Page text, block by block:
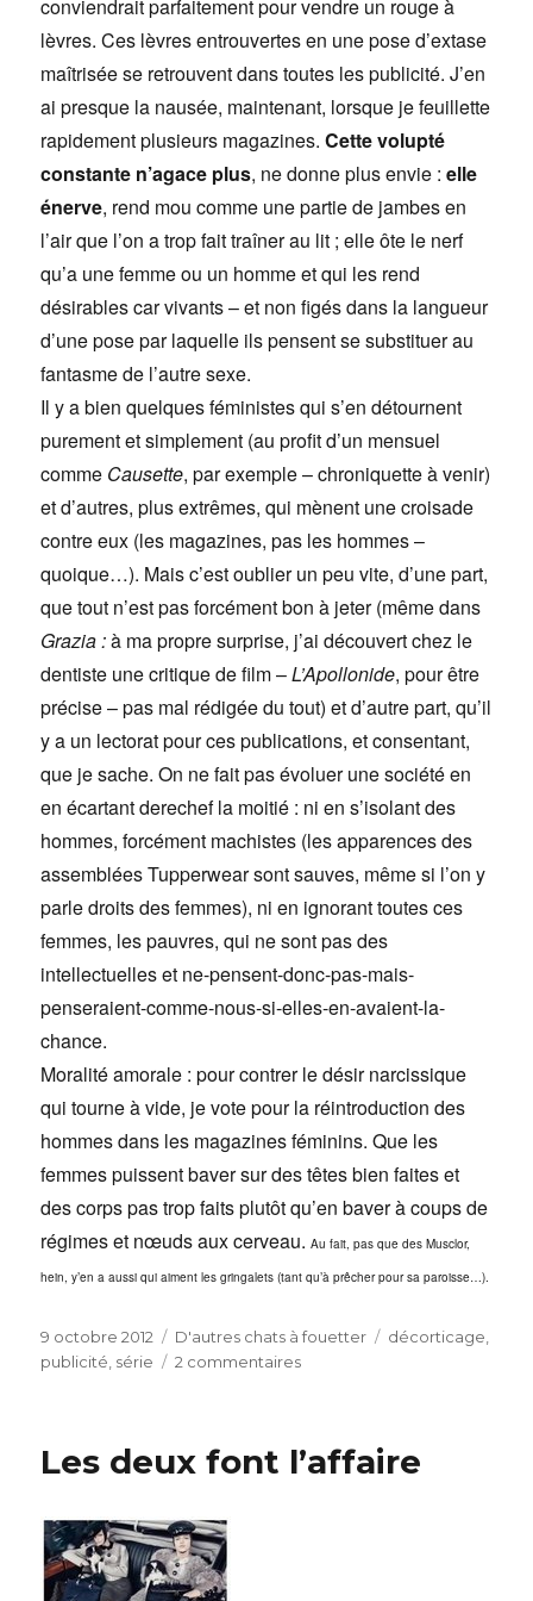
conviendrait parfaitement pour vendre un rouge à
lèvres. Ces lèvres entrouvertes en une pose d’extase
maîtrisée se retrouvent dans toutes les publicité. J’en
ai presque la nausée, maintenant, lorsque je feuillette
rapidement plusieurs magazines.Cette volupté
constante n’agace plus, ne donne plus envie :elle
énerve, rend mou comme une partie de jambes en
l’air que l’on a trop fait traîner au lit ; elle ôte le nerf
qu’a une femme ou un homme et qui les rend
désirables car vivants – et non figés dans la langueur
d’une pose par laquelle ils pensent se substituer au
fantasme de l’autre sexe.
Il y a bien quelques féministes qui s’en détournent
purement et simplement (au profit d’un mensuel
comme Causette, par exemple – chroniquette à venir)
et d’autres, plus extrêmes, qui mènent une croisade
contre eux (les magazines, pas les hommes –
quoique…). Mais c’est oublier un peu vite, d’une part,
que tout n’est pas forcément bon à jeter (même dans
Grazia :à ma propre surprise, j’ai découvert chez le
dentiste une critique de film –L’Apollonide, pour être
précise – pas mal rédigée du tout) et d’autre part, qu’il
y a un lectorat pour ces publications, et consentant,
que je sache. On ne fait pas évoluer une société en
en écartant derechef la moitié : ni en s’isolant des
hommes, forcément machistes (les apparences des
assemblées Tupperwear sont sauves, même si l’on y
parle droits des femmes), ni en ignorant toutes ces
femmes, les pauvres, qui ne sont pas des
intellectuelles et ne-pensent-donc-pas-mais-
penseraient-comme-nous-si-elles-en-avaient-la-
chance.
Moralité amorale : pour contrer le désir narcissique
qui tourne à vide, je vote pour la réintroduction des
hommes dans les magazines féminins. Que les
femmes puissent baver sur des têtes bien faites et
des corps pas trop faits plutôt qu’en baver à coups de
régimes et nœuds aux cerveau.Au fait, pas que des Musclor,
hein, y’en a aussi qui aiment les gringalets (tant qu’à prêcher pour sa paroisse…).
Publié
le
9 octobre 2012 Catégories
D'autres chats à fouetter Étiquettes
décorticage
publicité série 2 commentairessur
ouvre
Les deux font l’affaire